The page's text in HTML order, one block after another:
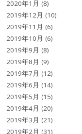
2020年1月 (8)
2019年12月 (10)
2019年11月 (6)
2019年10月 (6)
2019年9月 (8)
2019年8月 (9)
2019年7月 (12)
2019年6月 (14)
2019年5月 (15)
2019年4月 (20)
2019年3月 (21)
2019年2月 (31)